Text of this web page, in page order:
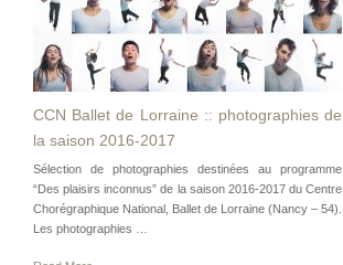
CCN Ballet de Lorraine :: photographies de
la saison 2016-2017
Sélection de photographies destinées au programme
“Des plaisirs inconnus” de la saison 2016-2017 du Centre
Chorégraphique National, Ballet de Lorraine (Nancy – 54).
Les photographies …